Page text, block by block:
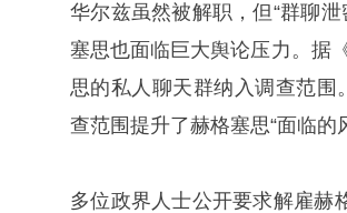
华尔兹虽然被解职，但“群聊
塞思也面临巨大舆论压力。据
思的私人聊天群纳入调查范围
查范围提升了赫格塞思“面临的
多位政界人士公开要求解雇赫